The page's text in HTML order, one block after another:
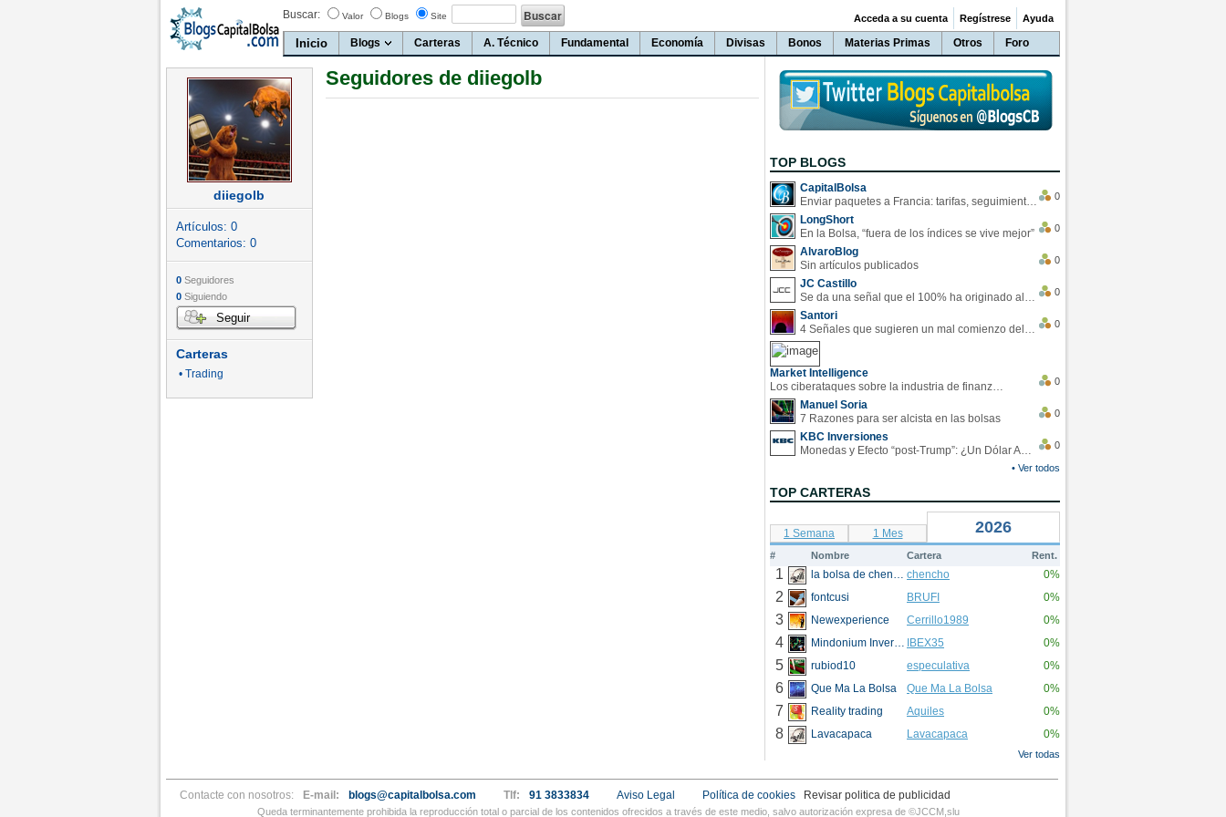
Buscar: Valor Blogs Site
Inicio Blogs Carteras A. Técnico Fundamental Economía Divisas Bonos Materias Primas Otros Foro
Acceda a su cuenta Regístrese Ayuda
diiegolb
Artículos: 0
Comentarios: 0
0 Seguidores
0 Siguiendo
Seguir
Carteras
• Trading
Seguidores de diiegolb
TOP BLOGS
CapitalBolsa
Enviar paquetes a Francia: tarifas, seguimiento y ventajas destacadas
0
LongShort
En la Bolsa, “fuera de los índices se vive mejor”
0
AlvaroBlog
Sin artículos publicados
0
JC Castillo
Se da una señal que el 100% ha originado alzas en las bolsas
0
Santori
4 Señales que sugieren un mal comienzo del 3T de la economía EEUU
0
Market Intelligence
Los ciberataques sobre la industria de finanzas se han duplicado este año
0
Manuel Soria
7 Razones para ser alcista en las bolsas
0
KBC Inversiones
Monedas y Efecto “post-Trump”: ¿Un Dólar Americano operando en rangos?
0
• Ver todos
TOP CARTERAS
1 Semana 1 Mes 2026
# Nombre Cartera Rent.
1 la bolsa de chencho chencho 0%
2 fontcusi BRUFI 0%
3 Newexperience Cerrillo1989 0%
4 Mindonium Inversions IBEX35 0%
5 rubiod10 especulativa 0%
6 Que Ma La Bolsa Que Ma La Bolsa 0%
7 Reality trading Aquiles 0%
8 Lavacapaca Lavacapaca 0%
Ver todas
Contacte con nosotros: E-mail: blogs@capitalbolsa.com Tlf: 91 3833834 Aviso Legal Revisar politica de publicidad
Política de cookies
Queda terminantemente prohibida la reproducción total o parcial de los contenidos ofrecidos a través de este medio, salvo autorización expresa de ©JCCM,slu